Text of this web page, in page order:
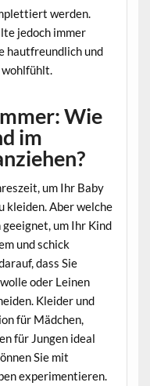
werden.
jedoch immer
hautfreundlich und
wohlfühlt.
Wie
im
um Ihr Baby
kleiden. Aber welche
um Ihr Kind
und schick
dass Sie
oder Leinen
Kleider und
für Mädchen,
für Jungen ideal
Sie mit
experimentieren.